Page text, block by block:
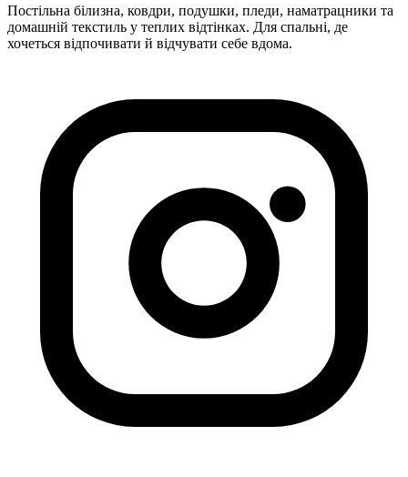
Постільна білизна, ковдри, подушки, пледи, наматрацники та
домашній текстиль у теплих відтінках. Для спальні, де
хочеться відпочивати й відчувати себе вдома.